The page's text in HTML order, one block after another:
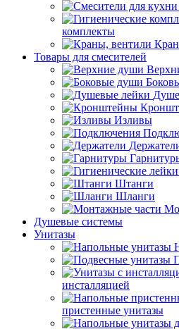
комплекты
Товары для смесителей
Изливы
Штанги
Шланги
Душевые системы
Унитазы
инсталляцией
пристенные унитазы